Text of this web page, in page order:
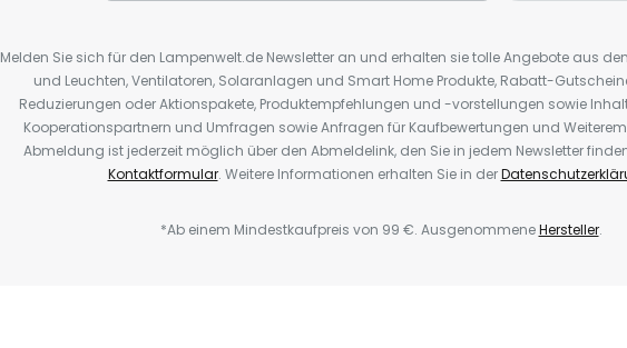
Melden Sie sich für den Lampenwelt.de Newsletter an und erhalten sie tolle Angebote aus
und Leuchten, Ventilatoren, Solaranlagen und Smart Home Produkte, Rabatt-
Reduzierungen oder Aktionspakete, Produktempfehlungen und -vorstellungen sowie
Kooperationspartnern und Umfragen sowie Anfragen für Kaufbewertungen und
Abmeldung ist jederzeit möglich über den Abmeldelink, den Sie in jedem Newsletter
Kontaktformular. Weitere Informationen erhalten Sie in der
*Ab einem Mindestkaufpreis von 99 €. AusgenommeneHersteller.